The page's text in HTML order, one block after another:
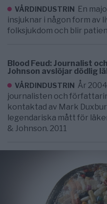
VÅRDINDUSTRIN En
insjuknar i någon form av
folksjukdom och blir
Blood Feud: Journalist
Johnson avslöjar dödlig
VÅRDINDUSTRIN År
journalisten och
kontaktad av Mark
legendariska mått för
& Johnson. 2011